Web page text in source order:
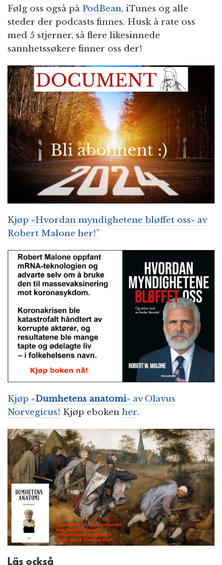
Følg oss også på PodBean, iTunes og alle
steder der podcasts finnes. Husk å rate oss
med 5 stjerner, så flere likesinnede
sannhetssøkere finner oss der!
Kjøp «Hvordan myndighetene bløffet oss» av
Robert Malone her!”
Kjøp «Dumhetens anatomi» av Olavus
Norvegicus! Kjøp eboken her.
Läs också